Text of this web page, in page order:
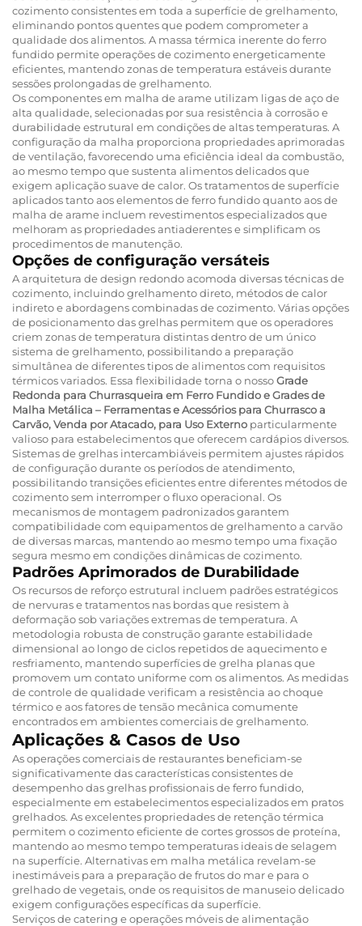
cozimento consistentes em toda a superfície de grelhamento,
eliminando pontos quentes que podem comprometer a
qualidade dos alimentos. A massa térmica inerente do ferro
fundido permite operações de cozimento energeticamente
eficientes, mantendo zonas de temperatura estáveis durante
sessões prolongadas de grelhamento.
Os componentes em malha de arame utilizam ligas de aço de
alta qualidade, selecionadas por sua resistência à corrosão e
durabilidade estrutural em condições de altas temperaturas. A
configuração da malha proporciona propriedades aprimoradas
de ventilação, favorecendo uma eficiência ideal da combustão,
ao mesmo tempo que sustenta alimentos delicados que
exigem aplicação suave de calor. Os tratamentos de superfície
aplicados tanto aos elementos de ferro fundido quanto aos de
malha de arame incluem revestimentos especializados que
melhoram as propriedades antiaderentes e simplificam os
procedimentos de manutenção.
Opções de configuração versáteis
A arquitetura de design redondo acomoda diversas técnicas de
cozimento, incluindo grelhamento direto, métodos de calor
indireto e abordagens combinadas de cozimento. Várias opções
de posicionamento das grelhas permitem que os operadores
criem zonas de temperatura distintas dentro de um único
sistema de grelhamento, possibilitando a preparação
simultânea de diferentes tipos de alimentos com requisitos
térmicos variados. Essa flexibilidade torna o nossoGrade
Redonda para Churrasqueira em Ferro Fundido e Grades de
Malha Metálica – Ferramentas e Acessórios para Churrasco a
Carvão, Venda por Atacado, para Uso Externo particularmente
valioso para estabelecimentos que oferecem cardápios diversos.
Sistemas de grelhas intercambiáveis permitem ajustes rápidos
de configuração durante os períodos de atendimento,
possibilitando transições eficientes entre diferentes métodos de
cozimento sem interromper o fluxo operacional. Os
mecanismos de montagem padronizados garantem
compatibilidade com equipamentos de grelhamento a carvão
de diversas marcas, mantendo ao mesmo tempo uma fixação
segura mesmo em condições dinâmicas de cozimento.
Padrões Aprimorados de Durabilidade
Os recursos de reforço estrutural incluem padrões estratégicos
de nervuras e tratamentos nas bordas que resistem à
deformação sob variações extremas de temperatura. A
metodologia robusta de construção garante estabilidade
dimensional ao longo de ciclos repetidos de aquecimento e
resfriamento, mantendo superfícies de grelha planas que
promovem um contato uniforme com os alimentos. As medidas
de controle de qualidade verificam a resistência ao choque
térmico e aos fatores de tensão mecânica comumente
encontrados em ambientes comerciais de grelhamento.
Aplicações & Casos de Uso
As operações comerciais de restaurantes beneficiam-se
significativamente das características consistentes de
desempenho das grelhas profissionais de ferro fundido,
especialmente em estabelecimentos especializados em pratos
grelhados. As excelentes propriedades de retenção térmica
permitem o cozimento eficiente de cortes grossos de proteína,
mantendo ao mesmo tempo temperaturas ideais de selagem
na superfície. Alternativas em malha metálica revelam-se
inestimáveis para a preparação de frutos do mar e para o
grelhado de vegetais, onde os requisitos de manuseio delicado
exigem configurações específicas da superfície.
Serviços de catering e operações móveis de alimentação